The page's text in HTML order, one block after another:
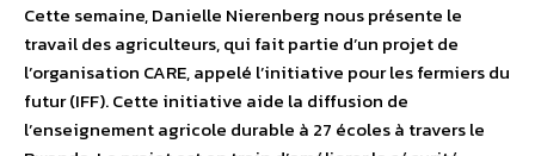
Cette semaine, Danielle Nierenberg nous présente le
travail des agriculteurs, qui fait partie d’un projet de
l’organisation CARE, appelé l’initiative pour les fermiers du
futur (IFF). Cette initiative aide la diffusion de
l’enseignement agricole durable à 27 écoles à travers le